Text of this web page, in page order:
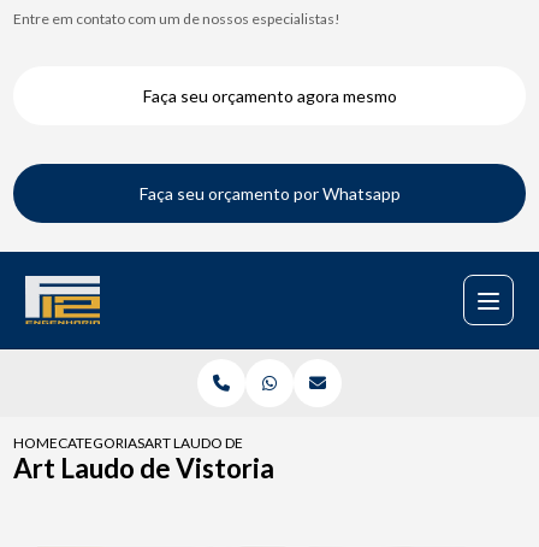
Entre em contato com um de nossos especialistas!
Faça seu orçamento agora mesmo
Faça seu orçamento por Whatsapp
HOMECATEGORIASART LAUDO DE VISTORIA
Art Laudo de Vistoria